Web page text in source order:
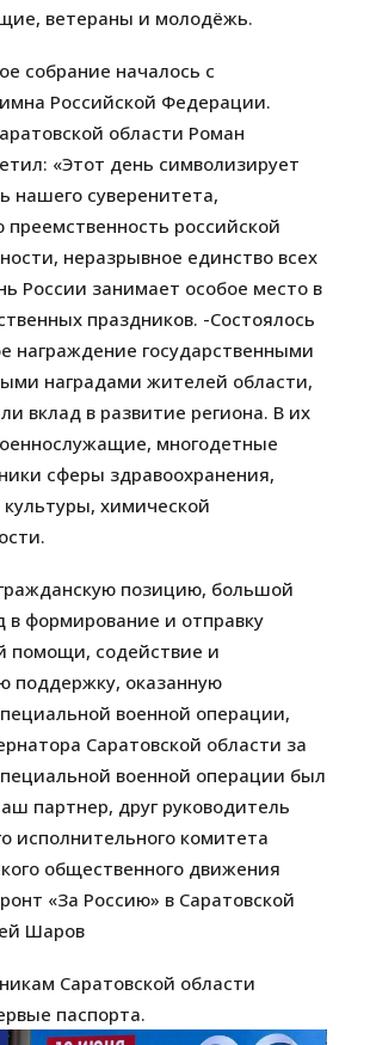
ветераны и молодёжь.
собрание началось с
Российской Федерации.
области Роман
«Этот день символизирует
нашего суверенитета,
преемственность российской
неразрывное единство всех
России занимает особое место в
праздников. -Состоялось
награждение государственными
наградами жителей области,
вклад в развитие региона. В их
многодетные
сферы здравоохранения,
культуры, химической
позицию, большой
в формирование и отправку
помощи, содействие и
поддержку, оказанную
военной операции,
Саратовской области за
военной операции был
партнер, друг руководитель
исполнительного комитета
общественного движения
«За Россию» в Саратовской
Шаров
Саратовской области
паспорта.